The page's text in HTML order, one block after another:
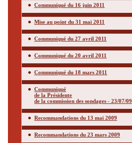
Communiqué du 16 juin 2011
Mise au point du 31 mai 2011
Communiqué du 27 avril 2011
Communiqué du 20 avril 2011
Communiqué du 18 mars 2011
Communiqué
de la Présidente
de la commission des sondages - 23/07/09
Recommandations du 13 mai 2009
Recommandations du 23 mars 2009